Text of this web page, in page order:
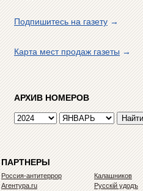
Подпишитесь на газету→
Карта мест продаж газеты→
АРХИВ НОМЕРОВ
ПАРТНЕРЫ
Россия-антитеррор
Агентура.ru
Калашников
Русскiй удодъ